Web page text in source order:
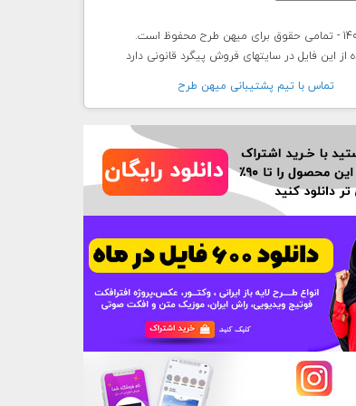
از این فایل در سایتهای فروش پیگرد قانونی دارد
تماس با تيم پشتيبانی ميهن طرح